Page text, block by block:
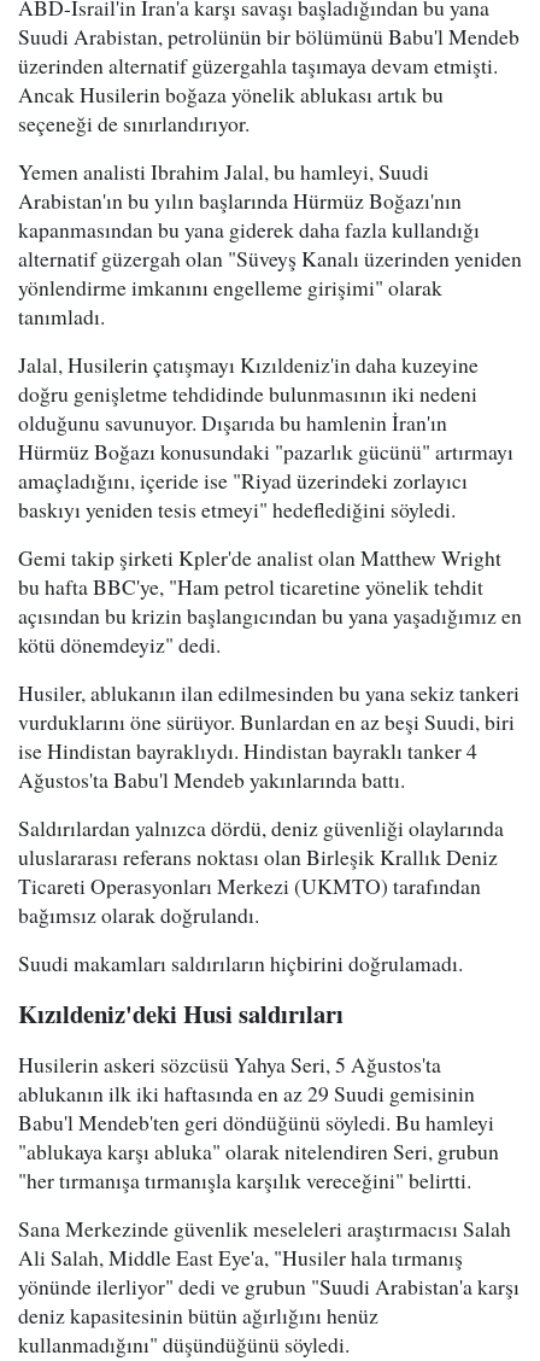
ABD-İsrail'in İran'a karşı savaşı başladığından bu yana
Suudi Arabistan, petrolünün bir bölümünü Babu'l Mendeb
üzerinden alternatif güzergahla taşımaya devam etmişti.
Ancak Husilerin boğaza yönelik ablukası artık bu
seçeneği de sınırlandırıyor.
Yemen analisti Ibrahim Jalal, bu hamleyi, Suudi
Arabistan'ın bu yılın başlarında Hürmüz Boğazı'nın
kapanmasından bu yana giderek daha fazla kullandığı
alternatif güzergah olan "Süveyş Kanalı üzerinden yeniden
yönlendirme imkanını engelleme girişimi" olarak
tanımladı.
Jalal, Husilerin çatışmayı Kızıldeniz'in daha kuzeyine
doğru genişletme tehdidinde bulunmasının iki nedeni
olduğunu savunuyor. Dışarıda bu hamlenin İran'ın
Hürmüz Boğazı konusundaki "pazarlık gücünü" artırmayı
amaçladığını, içeride ise "Riyad üzerindeki zorlayıcı
baskıyı yeniden tesis etmeyi" hedeflediğini söyledi.
Gemi takip şirketi Kpler'de analist olan Matthew Wright
bu hafta BBC'ye, "Ham petrol ticaretine yönelik tehdit
açısından bu krizin başlangıcından bu yana yaşadığımız en
kötü dönemdeyiz" dedi.
Husiler, ablukanın ilan edilmesinden bu yana sekiz tankeri
vurduklarını öne sürüyor. Bunlardan en az beşi Suudi, biri
ise Hindistan bayraklıydı. Hindistan bayraklı tanker 4
Ağustos'ta Babu'l Mendeb yakınlarında battı.
Saldırılardan yalnızca dördü, deniz güvenliği olaylarında
uluslararası referans noktası olan Birleşik Krallık Deniz
Ticareti Operasyonları Merkezi (UKMTO) tarafından
bağımsız olarak doğrulandı.
Suudi makamları saldırıların hiçbirini doğrulamadı.
Kızıldeniz'deki Husi saldırıları
Husilerin askeri sözcüsü Yahya Seri, 5 Ağustos'ta
ablukanın ilk iki haftasında en az 29 Suudi gemisinin
Babu'l Mendeb'ten geri döndüğünü söyledi. Bu hamleyi
"ablukaya karşı abluka" olarak nitelendiren Seri, grubun
"her tırmanışa tırmanışla karşılık vereceğini" belirtti.
Sana Merkezinde güvenlik meseleleri araştırmacısı Salah
Ali Salah, Middle East Eye'a, "Husiler hala tırmanış
yönünde ilerliyor" dedi ve grubun "Suudi Arabistan'a karşı
deniz kapasitesinin bütün ağırlığını henüz
kullanmadığını" düşündüğünü söyledi.